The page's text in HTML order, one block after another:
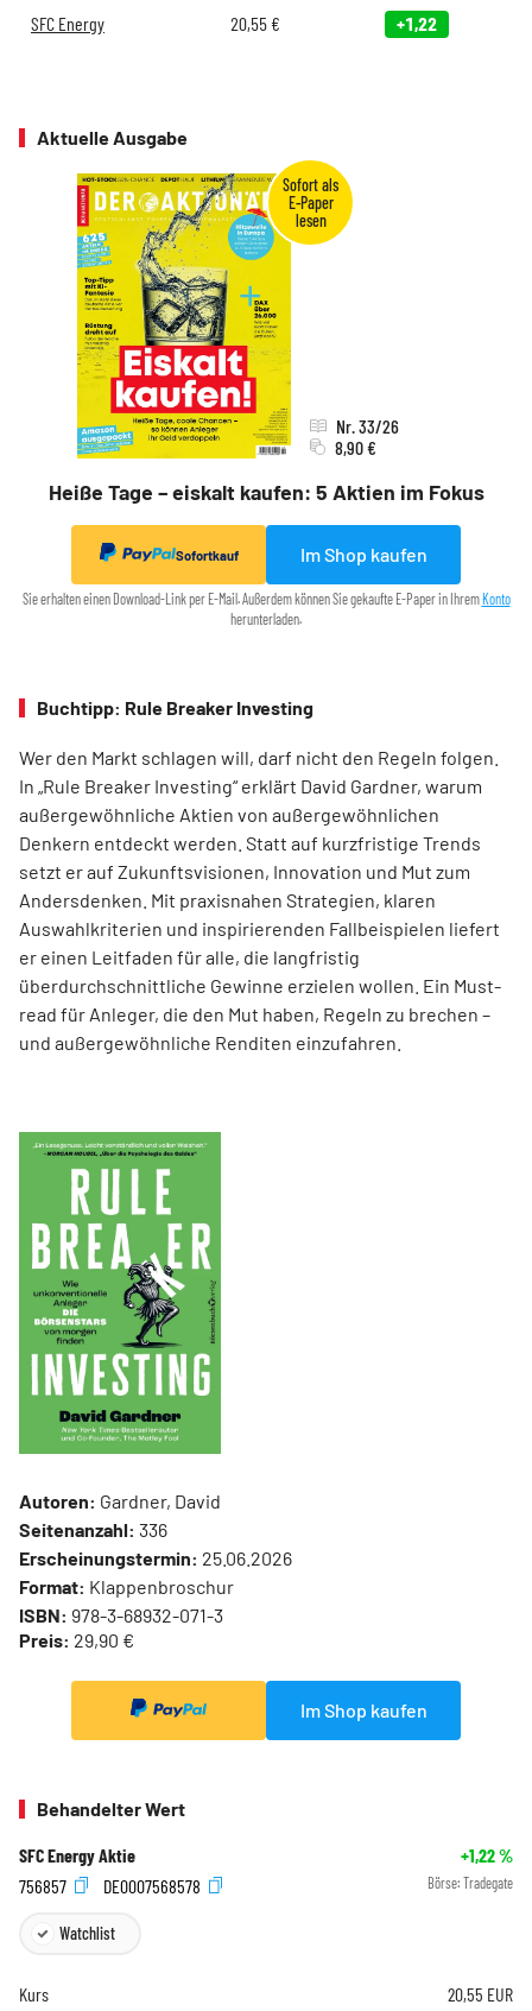
SFC Energy 20,55€ +1,22
Aktuelle Ausgabe
Heiße Tage – eiskalt kaufen: 5 Aktien im Fokus
Nr. 33/26
8,90 €
Sofortkauf Im Shop kaufen
Sie erhalten einen Download-Link per E-Mail. Außerdem können Sie gekaufte E-Paper in Ihrem Konto
herunterladen.
Buchtipp: Rule Breaker Investing
Wer den Markt schlagen will, darf nicht den Regeln folgen.
In „Rule Breaker Investing“ erklärt David Gardner, warum
außergewöhnliche Aktien von außer­gewöhnlichen
Denkern entdeckt werden. Statt auf kurzfristige Trends
setzt er auf Zukunftsvisionen, Innovation und Mut zum
Andersdenken. Mit praxisnahen Strategien, klaren
Auswahlkriterien und inspirierenden Fallbeispielen liefert
er einen Leit­faden für alle, die langfristig
überdurchschnittliche Gewinne erzielen wollen. Ein Must-
read für Anleger, die den Mut haben, Regeln zu brechen –
und außergewöhnliche Renditen einzufahren.
Autoren: Gardner, David
Seitenanzahl: 336
Erscheinungstermin: 25.06.2026
Format: Klappenbroschur
ISBN: 978-3-68932-071-3
Preis: 29,90 €
Im Shop kaufen
Behandelter Wert
SFC Energy Aktie +1,22%
756857
DE0007568578 Börse: Tradegate
Watchlist
Kurs 20,55 EUR